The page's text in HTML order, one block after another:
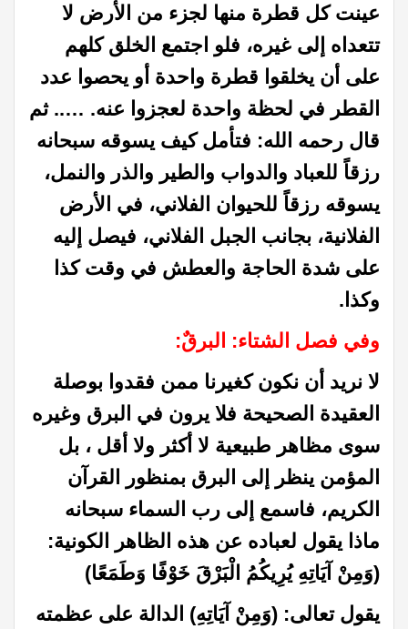
عينت كل قطرة منها لجزء من الأرض لا
تتعداه إلى غيره، فلو اجتمع الخلق كلهم
على أن يخلقوا قطرة واحدة أو يحصوا عدد
القطر في لحظة واحدة لعجزوا عنه. ….. ثم
قال رحمه الله: فتأمل كيف يسوقه سبحانه
رزقاً للعباد والدواب والطير والذر والنمل،
يسوقه رزقاً للحيوان الفلاني، في الأرض
الفلانية، بجانب الجبل الفلاني، فيصل إليه
على شدة الحاجة والعطش في وقت كذا
وكذا.
وفي فصل الشتاء: البرقٌ:
لا نريد أن نكون كغيرنا ممن فقدوا بوصلة
العقيدة الصحيحة فلا يرون في البرق وغيره
سوى مظاهر طبيعية لا أكثر ولا أقل ، بل
المؤمن ينظر إلى البرق بمنظور القرآن
الكريم، فاسمع إلى رب السماء سبحانه
ماذا يقول لعباده عن هذه الظاهر الكونية:
(وَمِنْ آيَاتِهِ يُرِيكُمُ الْبَرْقَ خَوْفًا وَطَمَعًا)
يقول تعالى: (وَمِنْ آيَاتِهِ) الدالة على عظمته